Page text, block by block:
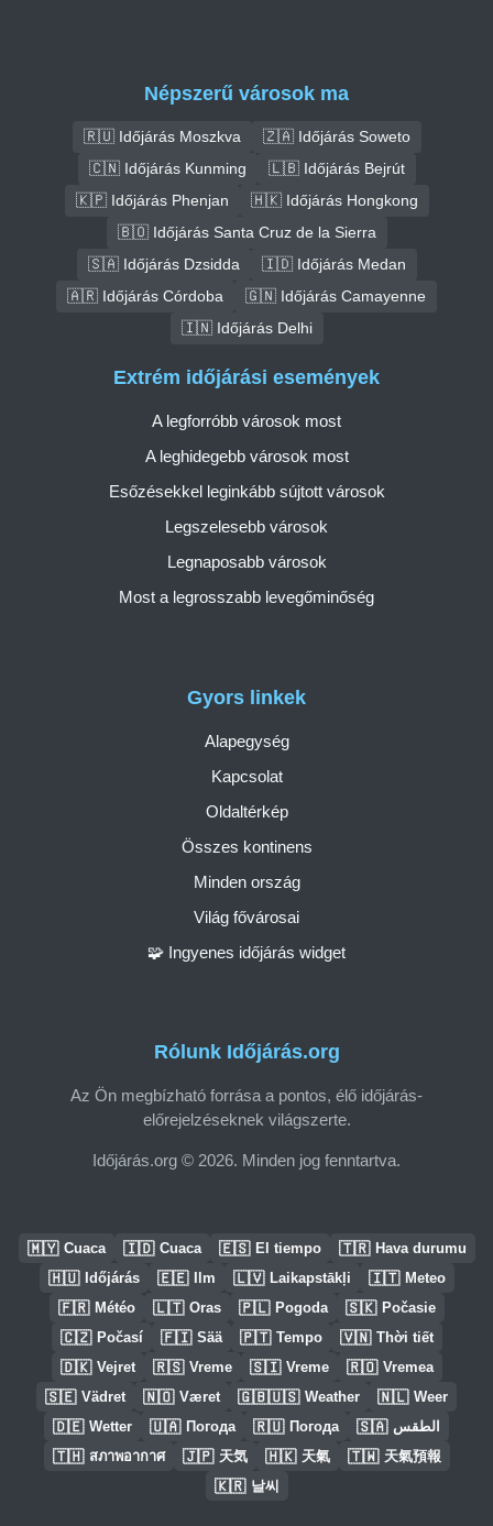
Népszerű városok ma
🇷🇺 Időjárás Moszkva
🇿🇦 Időjárás Soweto
🇨🇳 Időjárás Kunming
🇱🇧 Időjárás Bejrút
🇰🇵 Időjárás Phenjan
🇭🇰 Időjárás Hongkong
🇧🇴 Időjárás Santa Cruz de la Sierra
🇸🇦 Időjárás Dzsidda
🇮🇩 Időjárás Medan
🇦🇷 Időjárás Córdoba
🇬🇳 Időjárás Camayenne
🇮🇳 Időjárás Delhi
Rólunk Időjárás.org
Az Ön megbízható forrása a pontos, élő időjárás-
előrejelzéseknek világszerte.
Időjárás.org © 2026. Minden jog fenntartva.
Gyors linkek
Alapegység
Kapcsolat
Oldaltérkép
Összes kontinens
Minden ország
Világ fővárosai
🧩 Ingyenes időjárás widget
Extrém időjárási események
A legforróbb városok most
A leghidegebb városok most
Esőzésekkel leginkább sújtott városok
Legszelesebb városok
Legnaposabb városok
Most a legrosszabb levegőminőség
🇲🇾 Cuaca 🇮🇩 Cuaca 🇪🇸 El tiempo 🇹🇷 Hava durumu
🇭🇺 Időjárás 🇪🇪 Ilm 🇱🇻 Laikapstākļi 🇮🇹 Meteo
🇫🇷 Météo 🇱🇹 Oras 🇵🇱 Pogoda 🇸🇰 Počasie
🇨🇿 Počasí 🇫🇮 Sää 🇵🇹 Tempo 🇻🇳 Thời tiết
🇩🇰 Vejret 🇷🇸 Vreme 🇸🇮 Vreme 🇷🇴 Vremea
🇸🇪 Vädret 🇳🇴 Været 🇬🇧🇺🇸 Weather 🇳🇱 Weer
🇩🇪 Wetter 🇺🇦 Погода 🇷🇺 Погода 🇸🇦 الطقس
🇹🇭 สภาพอากาศ 🇯🇵 天気 🇭🇰 天氣 🇹🇼 天氣預報
🇰🇷 날씨